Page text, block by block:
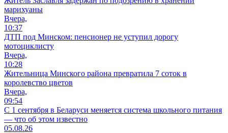
марихуаны
Вчера,
10:37
ДТП под Минском: пенсионер не уступил дорогу
мотоциклисту
Вчера,
10:28
Жительница Минского района превратила 7 соток в
королевство цветов
Вчера,
09:54
С 1 сентября в Беларуси меняется система школьного питания
— что об этом известно
05.08.26